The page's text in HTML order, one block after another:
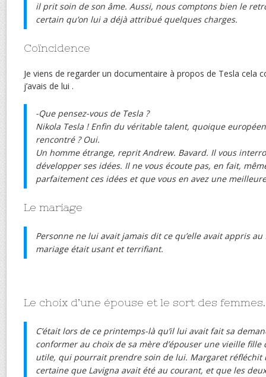
il prit soin de son âme. Aussi, nous comptons bien le
certain qu’on lui a déjà attribué quelques charges.
Coïncidence
Je viens de regarder un documentaire à propos de Tesla cela
j’avais de lui .
-Que pensez-vous de Tesla ?
Nikola Tesla ! Enfin du véritable talent, quoique européen
rencontré ? Oui.
Un homme étrange, reprit Andrew. Bavard. Il vous
développer ses idées. Il ne vous écoute pas, en fait,
parfaitement ces idées et que vous en avez une
Le mariage
Personne ne lui avait jamais dit ce qu’elle avait appris
mariage était usant et terrifiant.
Le choix d’une épouse et le sort des femmes.
C’était lors de ce printemps-là qu’il lui avait fait sa
conformer au choix de sa mère d’épouser une vieille
utile, qui pourrait prendre soin de lui. Margaret réfléchit
certaine que Lavigna avait été au courant, et que les